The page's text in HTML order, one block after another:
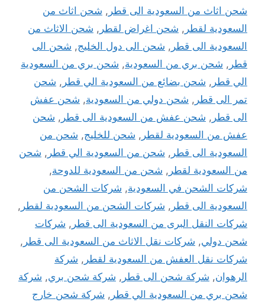
شحن اثاث من السعودية الى قطر , شحن اثاث من
السعودية لقطر , شحن اغراض لقطر , شحن الاثاث من
السعودية الى قطر , شحن الى دول الخليج, شحن الى
قطر , شحن بري من السعودية, شحن بري من السعودية
الي قطر , شحن بضائع من السعودية الي قطر , شحن
تمر الى قطر , شحن دولي من السعودية, شحن عفش
الى قطر , شحن عفش من السعودية الى قطر , شحن
عفش من السعودية لقطر , شحن للخليج, شحن من
السعودية الى قطر , شحن من السعودية الي قطر , شحن
من السعودية لقطر , شحن من السعودية للدوحة,
شركات الشحن في السعودية, شركات الشحن من
السعودية الى قطر , شركات الشحن من السعودية لقطر ,
شركات النقل البرى من السعودية الى قطر , شركات
شحن دولي, شركات نقل الاثاث من السعودية الى قطر ,
شركات نقل العفش من السعودية لقطر , شركة
الرهوان, شركة شحن الى قطر , شركة شحن بري, شركة
شحن بري من السعودية الي قطر , شركة شحن خارج